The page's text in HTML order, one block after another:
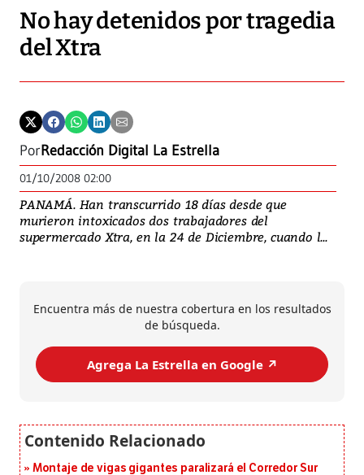
No hay detenidos por tragedia
del Xtra
PorRedacción Digital La Estrella
01/10/2008 02:00
PANAMÁ. Han transcurrido 18 días desde que
murieron intoxicados dos trabajadores del
supermercado Xtra, en la 24 de Diciembre, cuando l...
Encuentra más de nuestra cobertura en los resultados
de búsqueda.
Agrega La Estrella en Google ↗️
Montaje de vigas gigantes paralizará el Corredor Sur